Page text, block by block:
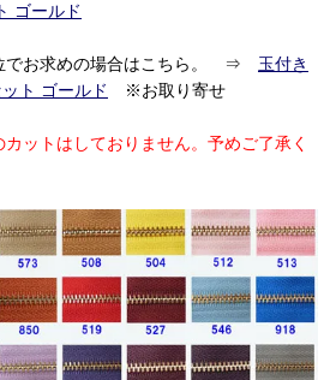
ゴールド
でお求めの場合はこちら。 ⇒ 玉付き
ト ゴールド
※お取り寄せ
ットはしておりません。予めご了承く